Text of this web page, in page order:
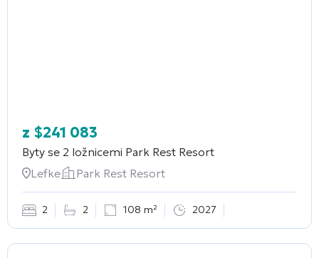
z $241 083
Byty se 2 ložnicemi Park Rest Resort
Lefke
Park Rest Resort
2 2 108 m² 2027